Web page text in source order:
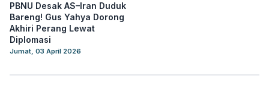
PBNU Desak AS–Iran Duduk
Bareng! Gus Yahya Dorong
Akhiri Perang Lewat
Diplomasi
Jumat, 03 April 2026